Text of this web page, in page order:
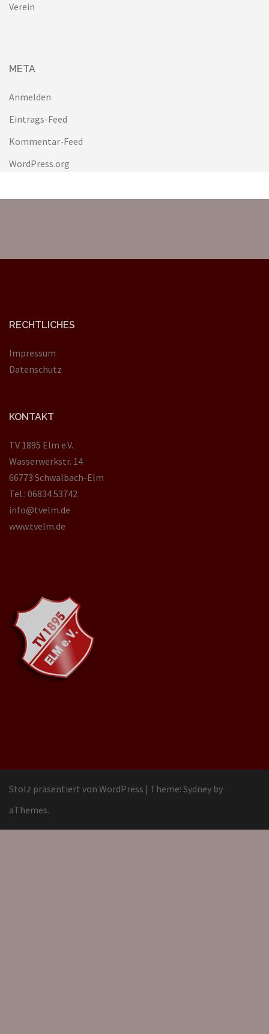
Verein
META
Anmelden
Eintrags-Feed
Kommentar-Feed
WordPress.org
RECHTLICHES
Impressum
Datenschutz
KONTAKT
TV 1895 Elm e.V.
Wasserwerkstr. 14
66773 Schwalbach-Elm
Tel.: 06834 53742
info@tvelm.de
www.tvelm.de
Stolz präsentiert von WordPress | Theme: Sydney by
aThemes.